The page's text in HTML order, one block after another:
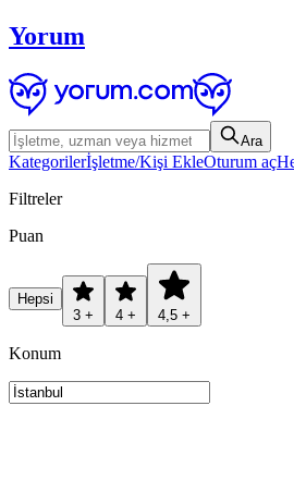
Yorum
Ara
Kategorilerİşletme/Kişi EkleOturum aç
Filtreler
Puan
Hepsi
3 +
4 + 4,5 +
Konum